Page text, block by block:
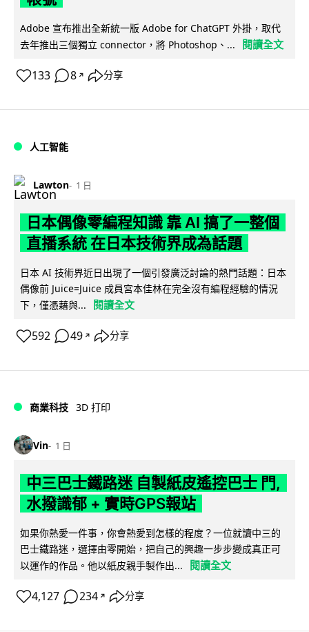
Adobe 宣布推出全新統一版 Adobe for ChatGPT 外掛，取代
去年推出三個獨立 connector，將 Photoshop、...
閱讀全文
133 8 ↗ 分享
人工智能
Lawton 1 日
日本偶像零編程知識 靠 AI 搞了一整個
直播系統 在日本技術界成為話題
日本 AI 技術界近日出現了一個引發廣泛討論的熱門話題：日本
偶像前 Juice=Juice 成員宮本佳林在完全沒有編程經驗的情況
下，僅憑藉與...
閱讀全文
592 49 ↗ 分享
商業科技 3D 打印
Vin 1 日
中三巴士鐵路迷 自製紙皮遙控巴士 門,
水撥識郁 + 實時GPS報站
如果你熱愛一件事，你會熱愛到怎樣的程度？一位就讀中三的
巴士鐵路迷，選擇由零開始，把自己的興趣一步步變成真正可
以運作的作品。他以紙皮親手製作出...
閱讀全文
4,127 234 ↗ 分享